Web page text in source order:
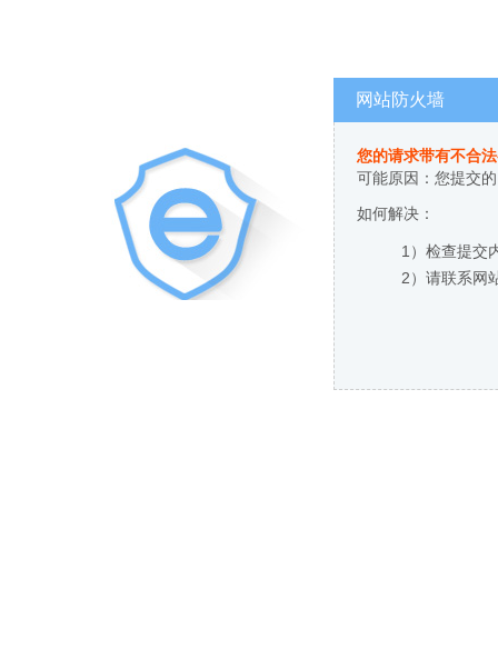
网站防火墙
您的请求带有不合
可能原因：您提交
如何解决：
1）检查提交
2）请联系网